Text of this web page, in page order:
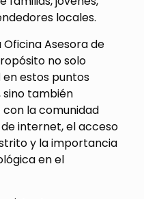
locales.
Asesora de
no solo
estos puntos
sino también
la comunidad
internet, el acceso
y la importancia
en el